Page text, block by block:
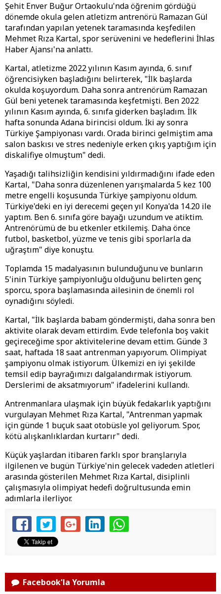
Şehit Enver Buğur Ortaokulu'nda öğrenim gördüğü
dönemde okula gelen atletizm antrenörü Ramazan Gül
tarafından yapılan yetenek taramasında keşfedilen
Mehmet Rıza Kartal, spor serüvenini ve hedeflerini İhlas
Haber Ajansı'na anlattı.
Kartal, atletizme 2022 yılının Kasım ayında, 6. sınıf
öğrencisiyken başladığını belirterek, "İlk başlarda
okulda koşuyordum. Daha sonra antrenörüm Ramazan
Gül beni yetenek taramasında keşfetmişti. Ben 2022
yılının Kasım ayında, 6. sınıfa giderken başladım. İlk
hafta sonunda Adana birincisi oldum. İki ay sonra
Türkiye Şampiyonası vardı. Orada birinci gelmiştim ama
salon baskısı ve stres nedeniyle erken çıkış yaptığım için
diskalifiye olmuştum" dedi.
Yaşadığı talihsizliğin kendisini yıldırmadığını ifade eden
Kartal, "Daha sonra düzenlenen yarışmalarda 5 kez 100
metre engelli koşusunda Türkiye şampiyonu oldum.
Türkiye'deki en iyi derecemi geçen yıl Konya'da 14.20 ile
yaptım. Ben 6. sınıfa göre bayağı uzundum ve atiktim.
Antrenörümü de bu etkenler etkilemiş. Daha önce
futbol, basketbol, yüzme ve tenis gibi sporlarla da
uğraştım" diye konuştu.
Toplamda 15 madalyasının bulunduğunu ve bunların
5'inin Türkiye şampiyonluğu olduğunu belirten genç
sporcu, spora başlamasında ailesinin de önemli rol
oynadığını söyledi.
Kartal, "İlk başlarda babam göndermişti, daha sonra ben
aktivite olarak devam ettirdim. Evde telefonla boş vakit
geçireceğime spor aktivitelerine devam ettim. Günde 3
saat, haftada 18 saat antrenman yapıyorum. Olimpiyat
şampiyonu olmak istiyorum. Ülkemizi en iyi şekilde
temsil edip bayrağımızı dalgalandırmak istiyorum.
Derslerimi de aksatmıyorum" ifadelerini kullandı.
Antrenmanlara ulaşmak için büyük fedakarlık yaptığını
vurgulayan Mehmet Rıza Kartal, "Antrenman yapmak
için günde 1 buçuk saat otobüsle yol geliyorum. Spor,
kötü alışkanlıklardan kurtarır" dedi.
Küçük yaşlardan itibaren farklı spor branşlarıyla
ilgilenen ve bugün Türkiye'nin gelecek vadeden atletleri
arasında gösterilen Mehmet Rıza Kartal, disiplinli
çalışmasıyla olimpiyat hedefi doğrultusunda emin
adımlarla ilerliyor.
Facebook'la Yorumla